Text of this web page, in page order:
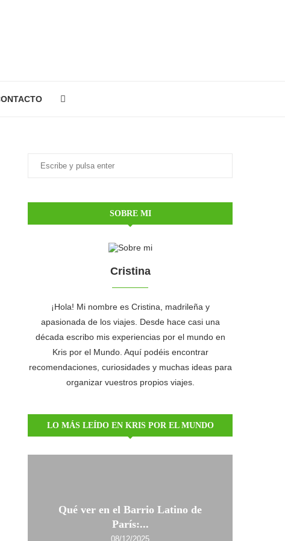
SOBRE MI
Cristina
¡Hola! Mi nombre es Cristina, madrileña y
apasionada de los viajes. Desde hace casi una
década escribo mis experiencias por el mundo en
Kris por el Mundo. Aquí podéis encontrar
recomendaciones, curiosidades y muchas ideas para
organizar vuestros propios viajes.
LO MÁS LEÍDO EN KRIS POR EL MUNDO
Qué ver en el Barrio Latino de
París:...
08/12/2025